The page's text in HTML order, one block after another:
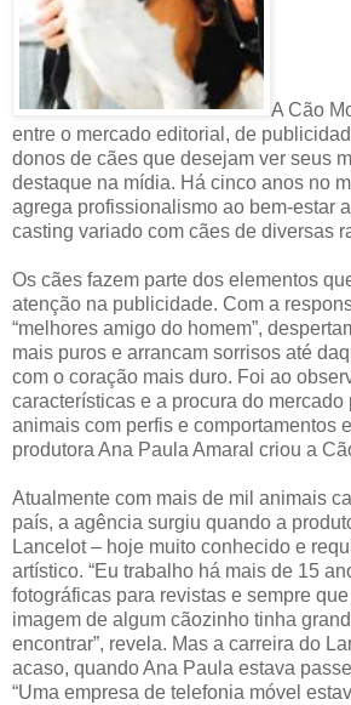
A Cão
entre o mercado editorial, de
donos de cães que desejam ver seus
destaque na mídia. Há cinco anos no
agrega profissionalismo ao bem-estar
casting variado com cães de diversas
Os cães fazem parte dos elementos
atenção na publicidade. Com a
“melhores amigo do homem”,
mais puros e arrancam sorrisos até
com o coração mais duro. Foi ao
características e a procura do
animais com perfis e comportamentos
produtora Ana Paula Amaral criou a
Atualmente com mais de mil animais
país, a agência surgiu quando a
Lancelot – hoje muito conhecido e
artístico. “Eu trabalho há mais de 15
fotográficas para revistas e sempre
imagem de algum cãozinho tinha
encontrar”, revela. Mas a carreira do
acaso, quando Ana Paula estava
“Uma empresa de telefonia móvel